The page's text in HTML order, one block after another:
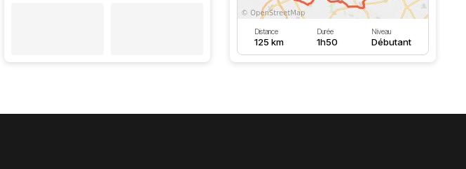
Distance
125 km
Durée
1h50
Niveau
Débutant